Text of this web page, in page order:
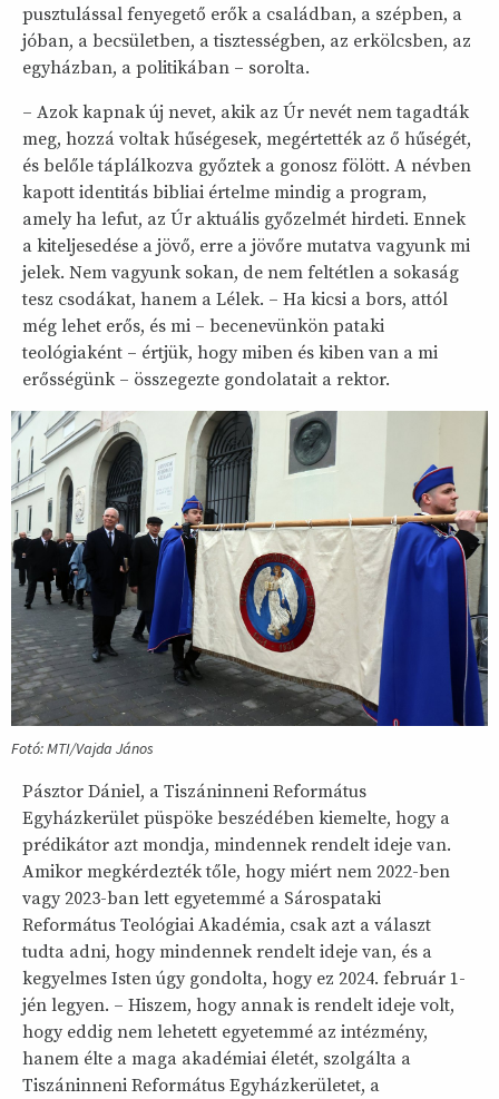
pusztulással fenyegető erők a családban, a szépben, a
jóban, a becsületben, a tisztességben, az erkölcsben, az
egyházban, a politikában – sorolta.
– Azok kapnak új nevet, akik az Úr nevét nem tagadták
meg, hozzá voltak hűségesek, megértették az ő hűségét,
és belőle táplálkozva győztek a gonosz fölött. A névben
kapott identitás bibliai értelme mindig a program,
amely ha lefut, az Úr aktuális győzelmét hirdeti. Ennek
a kiteljesedése a jövő, erre a jövőre mutatva vagyunk mi
jelek. Nem vagyunk sokan, de nem feltétlen a sokaság
tesz csodákat, hanem a Lélek. – Ha kicsi a bors, attól
még lehet erős, és mi – becenevünkön pataki
teológiaként – értjük, hogy miben és kiben van a mi
erősségünk – összegezte gondolatait a rektor.
Fotó: MTI/Vajda János
Pásztor Dániel, a Tiszáninneni Református
Egyházkerület püspöke beszédében kiemelte, hogy a
prédikátor azt mondja, mindennek rendelt ideje van.
Amikor megkérdezték tőle, hogy miért nem 2022-ben
vagy 2023-ban lett egyetemmé a Sárospataki
Református Teológiai Akadémia, csak azt a választ
tudta adni, hogy mindennek rendelt ideje van, és a
kegyelmes Isten úgy gondolta, hogy ez 2024. február 1-
jén legyen. – Hiszem, hogy annak is rendelt ideje volt,
hogy eddig nem lehetett egyetemmé az intézmény,
hanem élte a maga akadémiai életét, szolgálta a
Tiszáninneni Református Egyházkerületet, a